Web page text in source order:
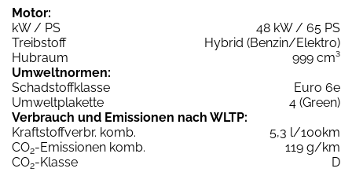
Motor:
kW / PS
48 kW / 65 PS
Treibstoff
Hybrid (Benzin/Elektro)
Hubraum
999 cm³
Umweltnormen:
Schadstoffklasse
Euro 6e
Umweltplakette
4 (Green)
Verbrauch und Emissionen nach WLTP:
Kraftstoffverbr. komb.
5,3 l/100km
CO2-Emissionen komb.
119 g/km
CO2-Klasse
D